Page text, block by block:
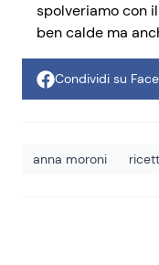
spolveriamo con
ben calde ma
Condividi su
anna moroni